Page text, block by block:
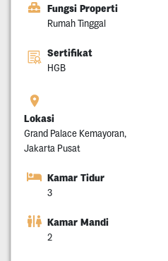
Fungsi Properti
Rumah Tinggal
Sertifikat
HGB
Lokasi
Grand Palace Kemayoran,
Jakarta Pusat
Kamar Tidur
3
Kamar Mandi
2